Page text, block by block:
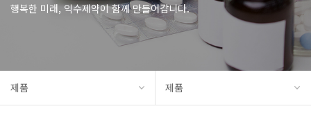
행복한 미래, 익수제약이 함께 만들어갑니다.
제품 제품